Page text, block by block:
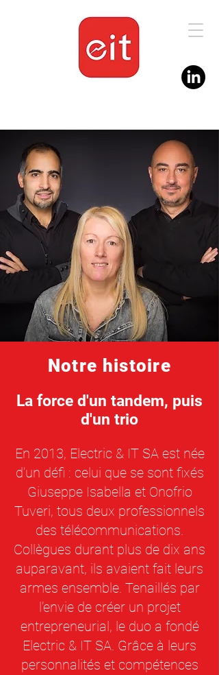
Notre histoire
La force d'un tandem, puis
d'un trio
En 2013, Electric & IT SA est née
d’un défi : celui que se sont fixés
Giuseppe Isabella et Onofrio
Tuveri, tous deux professionnels
des télécommunications.
Collègues durant plus de dix ans
auparavant, ils avaient fait leurs
armes ensemble. Tenaillés par
l’envie de créer un projet
entrepreneurial, le duo a fondé
Electric & IT SA. Grâce à leurs
personnalités et compétences